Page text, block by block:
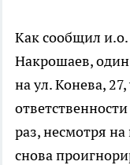
Как сообщил
Накрошаев,
на ул. Конева,
раз, несмотря
снова